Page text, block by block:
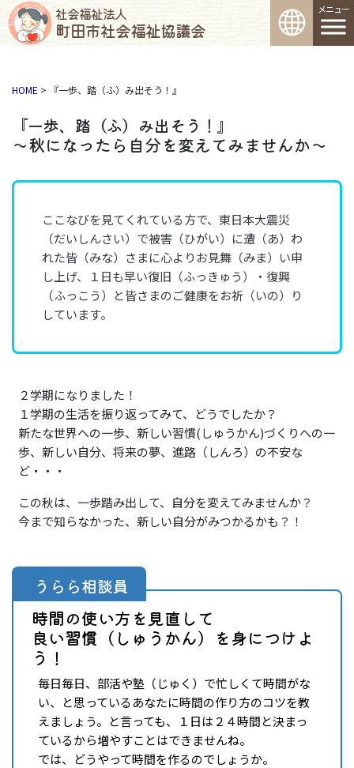
社会福祉法人
町田市社会福祉協議会
コンテンツへスキップ
メインナビゲーション
HOME > 『一歩、踏（ふ）み出そう！』
『一歩、踏（ふ）み出そう！』
～秋になったら自分を変えてみませんか～
ここなびを見てくれている方で、東日本大震災
（だいしんさい）で被害（ひがい）に遭（あ）わ
れた皆（みな）さまに心よりお見舞（みま）い申
し上げ、１日も早い復旧（ふっきゅう）・復興
（ふっこう）と皆さまのご健康をお祈（いの）り
しています。
２学期になりました！
１学期の生活を振り返ってみて、どうでしたか？
新たな世界への一歩、新しい習慣(しゅうかん)づくりへの一
歩、新しい自分、将来の夢、進路（しんろ）の不安な
ど・・・
この秋は、一歩踏み出して、自分を変えてみませんか？
今まで知らなかった、新しい自分がみつかるかも？！
うらら相談員
時間の使い方を見直して
良い習慣（しゅうかん）を身につけよ
う！
毎日毎日、部活や塾（じゅく）で忙しくて時間がな
い、と思っているあなたに時間の作り方のコツを教
えましょう。と言っても、１日は２４時間と決まっ
ているから増やすことはできませんね。
では、どうやって時間を作るのでしょうか。